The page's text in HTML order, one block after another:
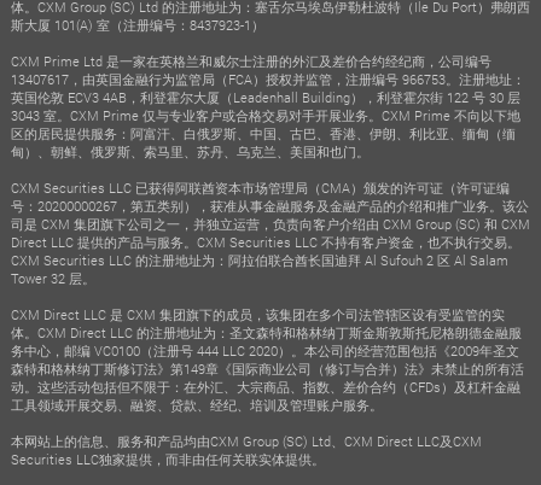
体。CXM Group (SC) Ltd 的注册地址为：塞舌尔马埃岛伊勒杜波特（Ile Du Port）弗朗西
斯大厦 101(A) 室（注册编号：8437923-1）
CXM Prime Ltd 是一家在英格兰和威尔士注册的外汇及差价合约经纪商，公司编号
13407617，由英国金融行为监管局（FCA）授权并监管，注册编号 966753。注册地址：
英国伦敦 ECV3 4AB，利登霍尔大厦（Leadenhall Building），利登霍尔街 122 号 30 层
3043 室。CXM Prime 仅与专业客户或合格交易对手开展业务。CXM Prime 不向以下地
区的居民提供服务：阿富汗、白俄罗斯、中国、古巴、香港、伊朗、利比亚、缅甸（缅
甸）、朝鲜、俄罗斯、索马里、苏丹、乌克兰、美国和也门。
CXM Securities LLC 已获得阿联酋资本市场管理局（CMA）颁发的许可证（许可证编
号：20200000267，第五类别），获准从事金融服务及金融产品的介绍和推广业务。该公
司是 CXM 集团旗下公司之一，并独立运营，负责向客户介绍由 CXM Group (SC) 和 CXM
Direct LLC 提供的产品与服务。CXM Securities LLC 不持有客户资金，也不执行交易。
CXM Securities LLC 的注册地址为：阿拉伯联合酋长国迪拜 Al Sufouh 2 区 Al Salam
Tower 32 层。
CXM Direct LLC 是 CXM 集团旗下的成员，该集团在多个司法管辖区设有受监管的实
体。CXM Direct LLC 的注册地址为：圣文森特和格林纳丁斯金斯敦斯托尼格朗德金融服
务中心，邮编 VC0100（注册号 444 LLC 2020）。本公司的经营范围包括《2009年圣文
森特和格林纳丁斯修订法》第149章《国际商业公司（修订与合并）法》未禁止的所有活
动。这些活动包括但不限于：在外汇、大宗商品、指数、差价合约（CFDs）及杠杆金融
工具领域开展交易、融资、贷款、经纪、培训及管理账户服务。
本网站上的信息、服务和产品均由CXM Group (SC) Ltd、CXM Direct LLC及CXM
Securities LLC独家提供，而非由任何关联实体提供。